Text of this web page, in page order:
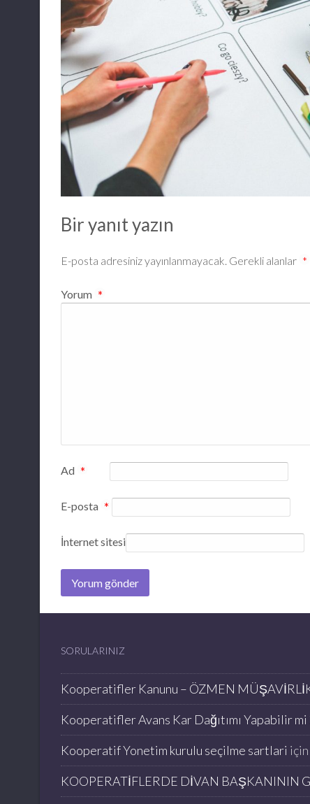
Bir yanıt yazın
E-posta adresiniz yayınlanmayacak. Gerekli alanlar *
Yorum *
Ad *
E-posta *
İnternet sitesi
SORULARINIZ
Kooperatifler Kanunu – ÖZMEN
Kooperatifler Avans Kar Dağıtımı Yapabilir
Kooperatif Yonetim kurulu seçilme sartlari için
KOOPERATİFLERDE DİVAN BAŞKANININ